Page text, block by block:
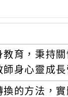
育，秉持
身心靈成長
的方法，